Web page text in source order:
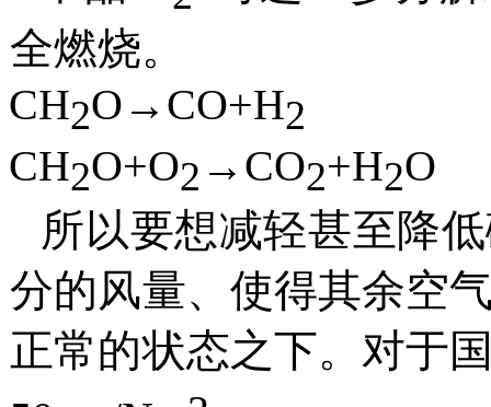
全燃烧。
CH2O → CO+H2
CH2O+O2 → CO2+H2O
所以要想减轻甚至降
分的风量、使得其余空
正常的状态之下。对于